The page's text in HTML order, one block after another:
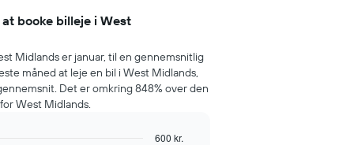
booke billeje i West
Midlands er januar, til en gennemsnitlig
måned at leje en bil i West Midlands,
Det er omkring 848% over den
West Midlands.
600 kr.